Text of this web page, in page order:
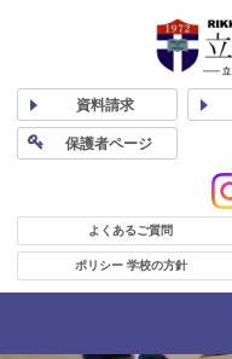
資料請求
保護者ページ
よくあるご質問
ポリシー 学校の方針